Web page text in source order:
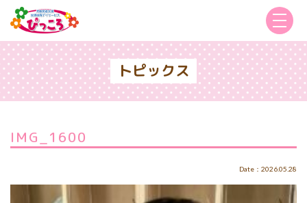
トピックス
IMG_1600
Date：2026.05.28